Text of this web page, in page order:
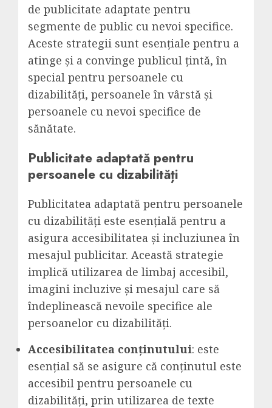
de publicitate adaptate pentru
segmente de public cu nevoi specifice.
Aceste strategii sunt esențiale pentru a
atinge și a convinge publicul țintă, în
special pentru persoanele cu
dizabilități, persoanele în vârstă și
persoanele cu nevoi specifice de
sănătate.
Publicitate adaptată pentru
persoanele cu dizabilități
Publicitatea adaptată pentru persoanele
cu dizabilități este esențială pentru a
asigura accesibilitatea și incluziunea în
mesajul publicitar. Această strategie
implică utilizarea de limbaj accesibil,
imagini incluzive și mesajul care să
îndeplinească nevoile specifice ale
persoanelor cu dizabilități.
Accesibilitatea conținutului: este
esențial să se asigure că conținutul este
accesibil pentru persoanele cu
dizabilități, prin utilizarea de texte